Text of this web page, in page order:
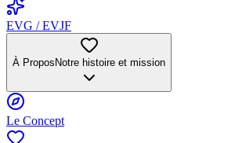
EVG / EVJF
À Propos Notre histoire et mission
Le Concept